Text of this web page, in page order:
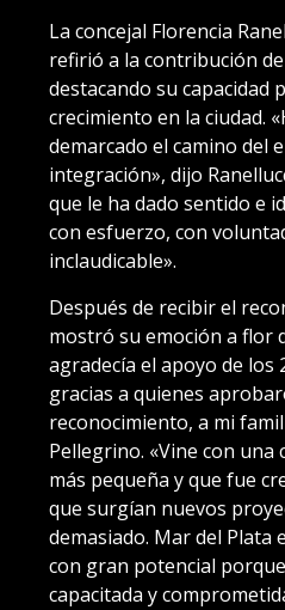
La concejal Florencia
refirió a la contribución
destacando su capacidad
crecimiento en la ciudad.
demarcado el camino del
integración», dijo
que le ha dado sentido e
con esfuerzo, con
inclaudicable».
Después de recibir el
mostró su emoción a flor
agradecía el apoyo de los
gracias a quienes
reconocimiento, a mi
Pellegrino. «Vine con una
más pequeña y que fue
que surgían nuevos
demasiado. Mar del Plata
con gran potencial
capacitada y